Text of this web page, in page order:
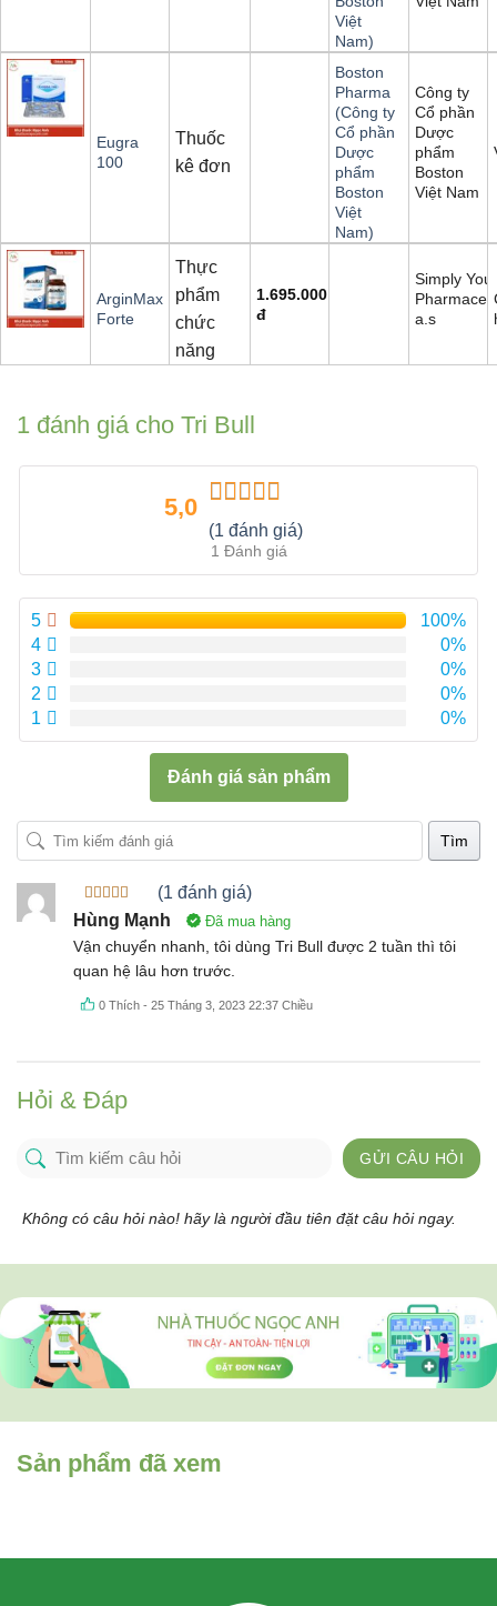
Việt
Nam)
Eugra
100
Thuốc
kê đơn
Boston
Pharma
(Công ty
Cổ phần
Dược
phẩm
Boston
Việt
Nam)
Công ty
Cổ phần
Dược
phẩm
Boston
Việt Nam
ArginMax
Forte
Thực
phẩm
chức
năng
1.695.000
đ
Simply You
a.s
1 đánh giá cho Tri Bull
5,0
Được xếp
hạng 5.00
sao
(1 đánh giá)
1 Đánh giá
5
100%
4
0%
3
0%
2
0%
1
0%
Đánh giá sản phẩm
Tìm
Được xếp
hạng5 5
sao
(1 đánh giá)
Hùng Mạnh
Đã mua hàng
Vận chuyển nhanh, tôi dùng Tri Bull được 2 tuần thì tôi
quan hệ lâu hơn trước.
0 Thích -25 Tháng 3, 2023 22:37 Chiều
Hỏi & Đáp
GỬI CÂU HỎI
Không có câu hỏi nào! hãy là người đầu tiên đặt câu hỏi ngay.
Sản phẩm đã xem